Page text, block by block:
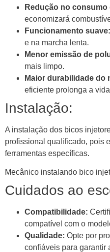
Redução no
economizará
Funcionamento suave:
e na marcha lenta.
Menor emissão de
mais limpo.
Maior durabilidade do
eficiente prolonga a
Instalação:
A instalação dos bicos
profissional qualificado, pois
ferramentas específicas.
Mecânico instalando bico
Cuidados ao
Compatibilidade:
compatível com o
Qualidade: Opte por
confiáveis para garantir